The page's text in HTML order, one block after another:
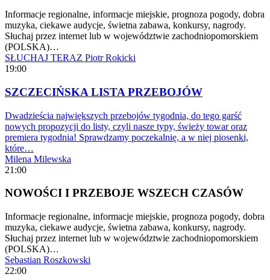
Informacje regionalne, informacje miejskie, prognoza pogody, dobra
muzyka, ciekawe audycje, świetna zabawa, konkursy, nagrody.
Słuchaj przez internet lub w województwie zachodniopomorskiem
(POLSKA)…
SŁUCHAJ TERAZ Piotr Rokicki
19:00
SZCZECIŃSKA LISTA PRZEBOJÓW
Dwadzieścia największych przebojów tygodnia, do tego garść
nowych propozycji do listy, czyli nasze typy, świeży towar oraz
premiera tygodnia! Sprawdzamy poczekalnię, a w niej piosenki,
które…
Milena Milewska
21:00
NOWOŚCI I PRZEBOJE WSZECH CZASÓW
Informacje regionalne, informacje miejskie, prognoza pogody, dobra
muzyka, ciekawe audycje, świetna zabawa, konkursy, nagrody.
Słuchaj przez internet lub w województwie zachodniopomorskiem
(POLSKA)…
Sebastian Roszkowski
22:00